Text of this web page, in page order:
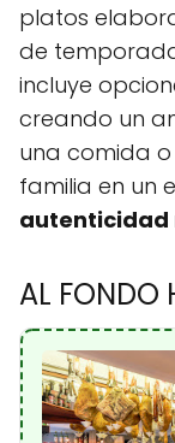
platos
de
incluye
creando un
una comida
familia en un
autenticidad
AL FONDO